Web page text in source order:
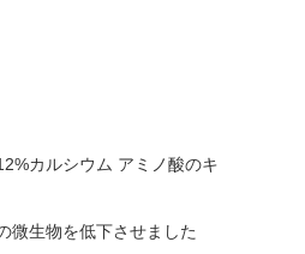
カルシウム アミノ酸のキ
微生物を低下させました